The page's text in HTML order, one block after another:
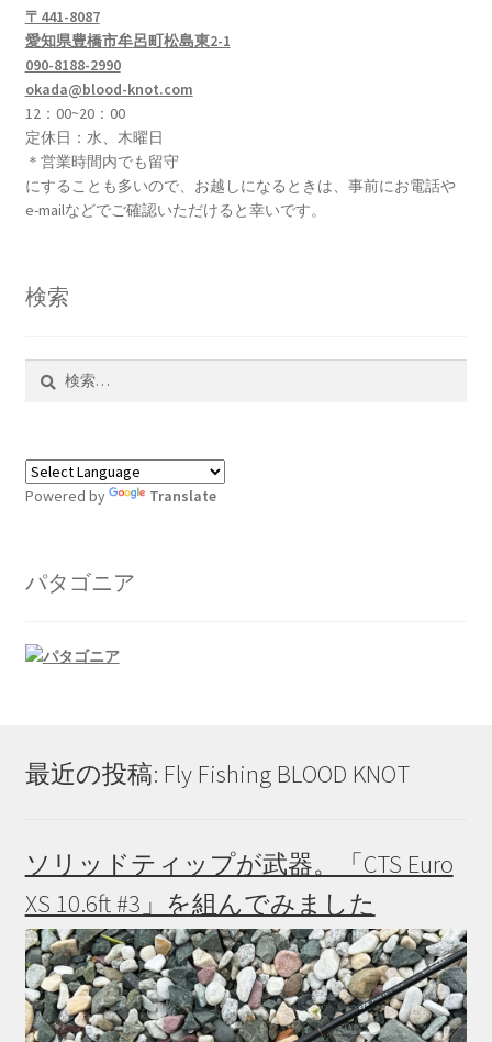
〒441-8087
愛知県豊橋市牟呂町松島東2-1
090-8188-2990
okada@blood-knot.com
12：00~20：00
定休日：水、木曜日
＊営業時間内でも留守
にすることも多いので、お越しになるときは、事前にお電話や
e-mailなどでご確認いただけると幸いです。
検索
Powered by Translate
パタゴニア
最近の投稿: Fly Fishing BLOOD KNOT
ソリッドティップが武器。「CTS Euro
XS 10.6ft #3」を組んでみました